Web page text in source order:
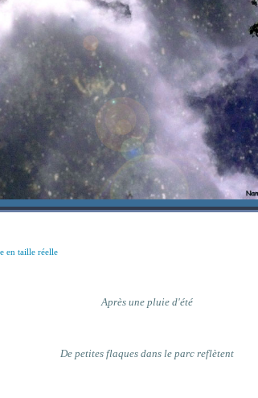
en taille réelle
Après une pluie d'été
De petites flaques dans le parc reflètent